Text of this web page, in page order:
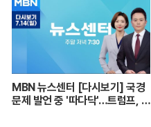
MBN 뉴스센터 [다시보기] 국경
문제 발언 중 '따다닥'…트럼프, 피